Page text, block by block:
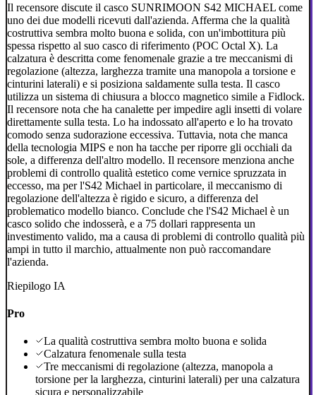
Il recensore discute il casco SUNRIMOON S42 MICHAEL come
uno dei due modelli ricevuti dall'azienda. Afferma che la qualità
costruttiva sembra molto buona e solida, con un'imbottitura più
spessa rispetto al suo casco di riferimento (POC Octal X). La
calzatura è descritta come fenomenale grazie a tre meccanismi di
regolazione (altezza, larghezza tramite una manopola a torsione e
cinturini laterali) e si posiziona saldamente sulla testa. Il casco
utilizza un sistema di chiusura a blocco magnetico simile a Fidlock.
Il recensore nota che ha canalette per impedire agli insetti di volare
direttamente sulla testa. Lo ha indossato all'aperto e lo ha trovato
comodo senza sudorazione eccessiva. Tuttavia, nota che manca
della tecnologia MIPS e non ha tacche per riporre gli occhiali da
sole, a differenza dell'altro modello. Il recensore menziona anche
problemi di controllo qualità estetico come vernice spruzzata in
eccesso, ma per l'S42 Michael in particolare, il meccanismo di
regolazione dell'altezza è rigido e sicuro, a differenza del
problematico modello bianco. Conclude che l'S42 Michael è un
casco solido che indosserà, e a 75 dollari rappresenta un
investimento valido, ma a causa di problemi di controllo qualità più
ampi in tutto il marchio, attualmente non può raccomandare
l'azienda.
Riepilogo IA
Pro
La qualità costruttiva sembra molto buona e solida
Calzatura fenomenale sulla testa
Tre meccanismi di regolazione (altezza, manopola a
torsione per la larghezza, cinturini laterali) per una calzatura
sicura e personalizzabile